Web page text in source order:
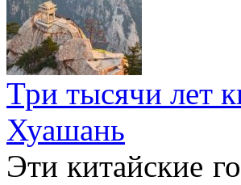
Три тысячи лет
Хуашань
Эти китайские